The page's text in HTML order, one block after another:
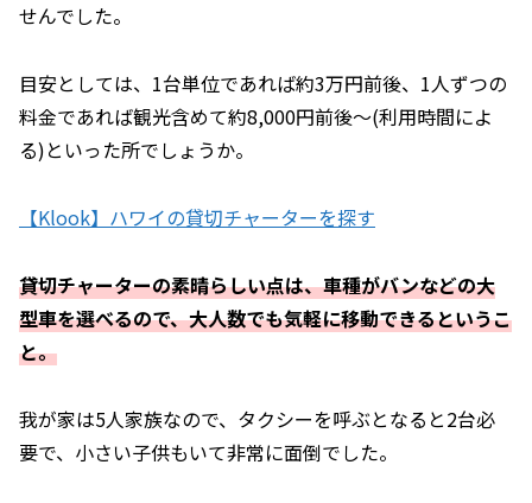
せんでした。
目安としては、1台単位であれば約3万円前後、1人ずつの
料金であれば観光含めて約8,000円前後～(利用時間によ
る)といった所でしょうか。
【Klook】ハワイの貸切チャーターを探す
貸切チャーターの素晴らしい点は、車種がバンなどの大
型車を選べるので、大人数でも気軽に移動できるというこ
と。
我が家は5人家族なので、タクシーを呼ぶとなると2台必
要で、小さい子供もいて非常に面倒でした。